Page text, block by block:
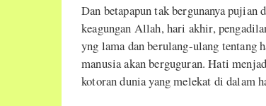
Dan betapapun tak bergunanya pujian
keagungan Allah, hari akhir,
yng lama dan berulang-ulang tentang
manusia akan berguguran. Hati
kotoran dunia yang melekat di dalam